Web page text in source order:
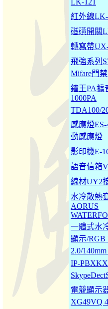
LK-121
紅外線
磁磺開關
轉寫帶
飛強系列
Mifare門
鐘王PA擴
1000PA
TDA100/
感應燈
動感應燈
影印機E-
語音信箱
線材UY2
水冷散熱
AORUS
一體式水
顯示/RGB
2.0/
IP-
電競顯示
XG49VQ